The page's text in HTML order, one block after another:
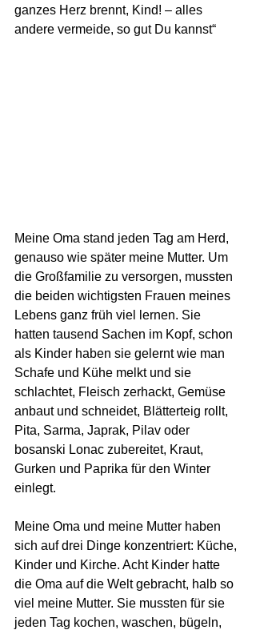
ganzes Herz brennt, Kind! – alles
andere vermeide, so gut Du kannst“
Meine Oma stand jeden Tag am Herd,
genauso wie später meine Mutter. Um
die Großfamilie zu versorgen, mussten
die beiden wichtigsten Frauen meines
Lebens ganz früh viel lernen. Sie
hatten tausend Sachen im Kopf, schon
als Kinder haben sie gelernt wie man
Schafe und Kühe melkt und sie
schlachtet, Fleisch zerhackt, Gemüse
anbaut und schneidet, Blätterteig rollt,
Pita, Sarma, Japrak, Pilav oder
bosanski Lonac zubereitet, Kraut,
Gurken und Paprika für den Winter
einlegt.
Meine Oma und meine Mutter haben
sich auf drei Dinge konzentriert: Küche,
Kinder und Kirche. Acht Kinder hatte
die Oma auf die Welt gebracht, halb so
viel meine Mutter. Sie mussten für sie
jeden Tag kochen, waschen, bügeln,